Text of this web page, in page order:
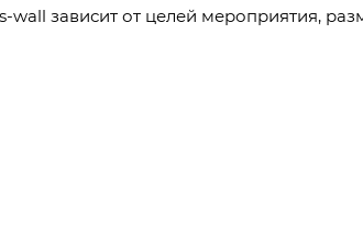
wall зависит от целей мероприятия,